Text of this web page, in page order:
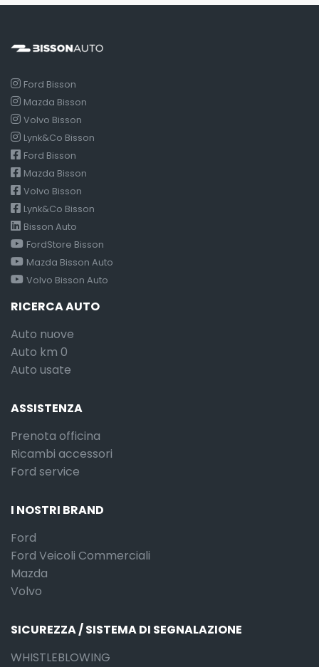
Ford Bisson
Mazda Bisson
Volvo Bisson
Lynk&Co Bisson
Ford Bisson
Mazda Bisson
Volvo Bisson
Lynk&Co Bisson
Bisson Auto
FordStore Bisson
Mazda Bisson Auto
Volvo Bisson Auto
RICERCA AUTO
Auto nuove
Auto km 0
Auto usate
ASSISTENZA
Prenota officina
Ricambi accessori
Ford service
I NOSTRI BRAND
Ford
Ford Veicoli Commerciali
Mazda
Volvo
SICUREZZA / SISTEMA DI SEGNALAZIONE
WHISTLEBLOWING